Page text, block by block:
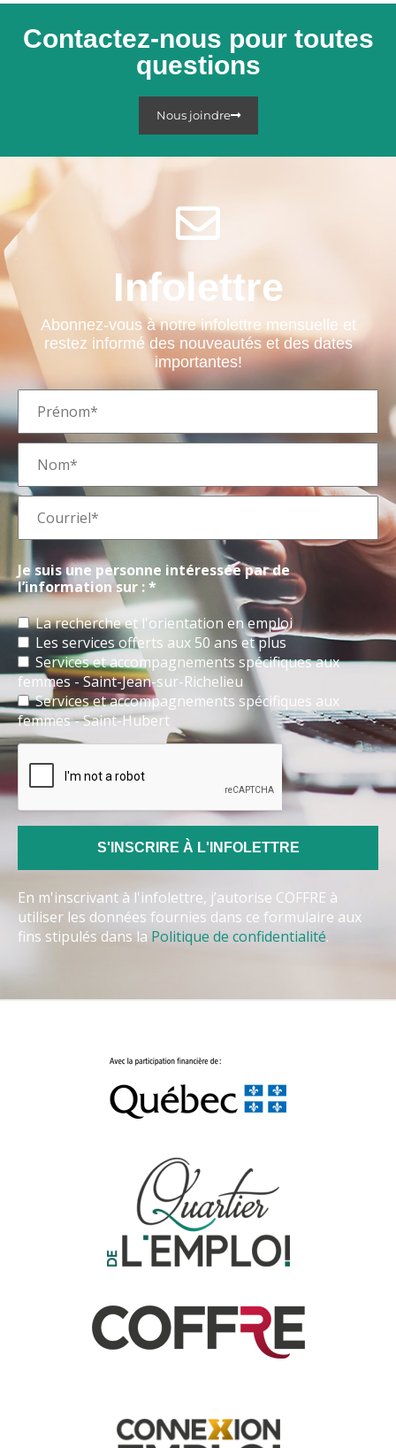
Contactez-nous pour toutes
questions
Nous joindre
Infolettre
Abonnez-vous à notre infolettre mensuelle et
restez informé des nouveautés et des dates
importantes!
Je suis une personne intéressée par de
l’information sur : *
La recherche et l'orientation en emploi
Les services offerts aux 50 ans et plus
Services et accompagnements spécifiques aux
femmes - Saint-Jean-sur-Richelieu
Services et accompagnements spécifiques aux
femmes - Saint-Hubert
En m'inscrivant à l'infolettre, j’autorise COFFRE à
utiliser les données fournies dans ce formulaire aux
fins stipulés dans la Politique de confidentialité.